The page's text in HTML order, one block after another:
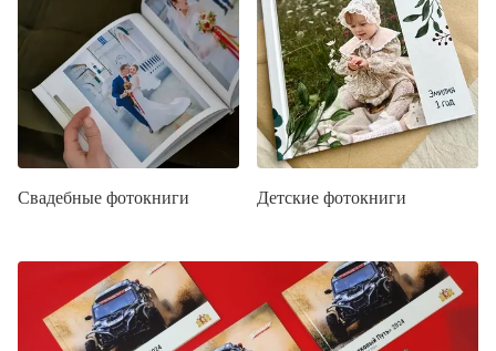
Свадебные фотокниги Детские фотокниги